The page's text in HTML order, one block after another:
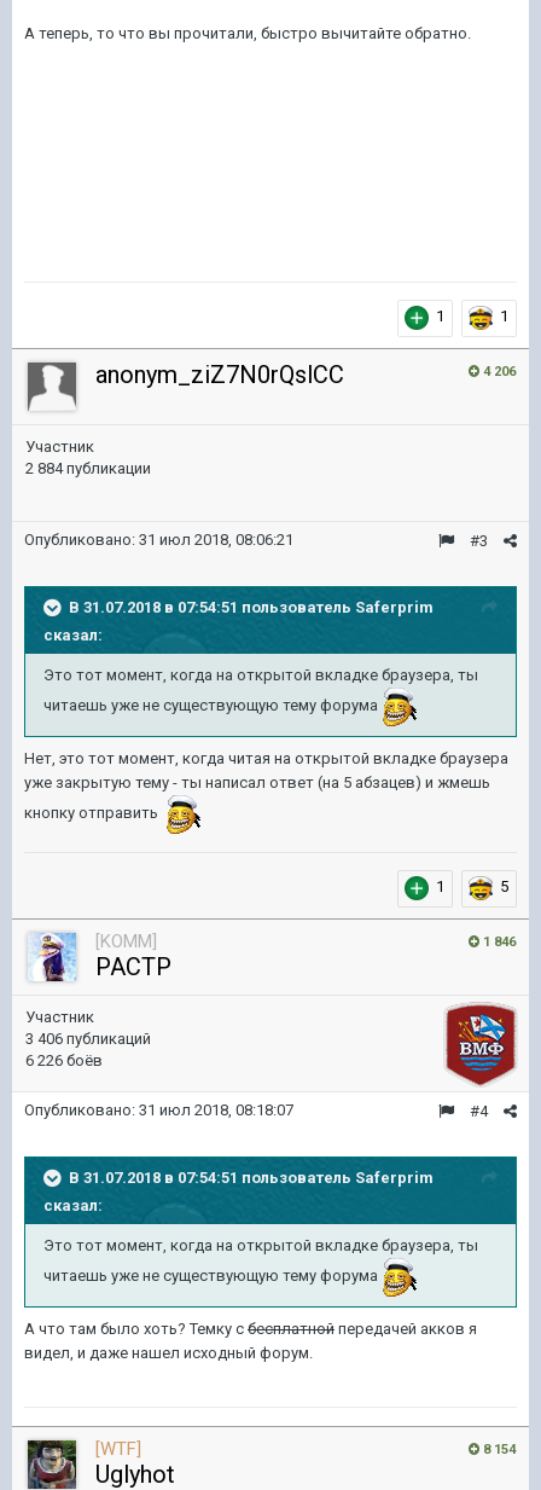
А теперь, то что вы прочитали, быстро вычитайте обратно.
1 1
4 206
anonym_ziZ7N0rQslCC
Участник
2 884 публикации
#3
Опубликовано: 31 июл 2018, 08:06:21
В 31.07.2018 в 07:54:51 пользователь Saferprim
сказал:
Это тот момент, когда на открытой вкладке браузера, ты
читаешь уже не существующую тему форума
Нет, это тот момент, когда читая на открытой вкладке браузера
уже закрытую тему - ты написал ответ (на 5 абзацев) и жмешь
кнопку отправить
1 5
1 846
[KOMM]
PACTP
Участник
3 406 публикаций
6 226 боёв
#4
Опубликовано: 31 июл 2018, 08:18:07
В 31.07.2018 в 07:54:51 пользователь Saferprim
сказал:
Это тот момент, когда на открытой вкладке браузера, ты
читаешь уже не существующую тему форума
А что там было хоть? Темку с бесплатной передачей акков я
видел, и даже нашел исходный форум.
8 154
[WTF]
Uglyhot